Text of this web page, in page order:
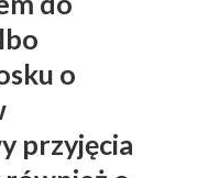
o
przyjęcia